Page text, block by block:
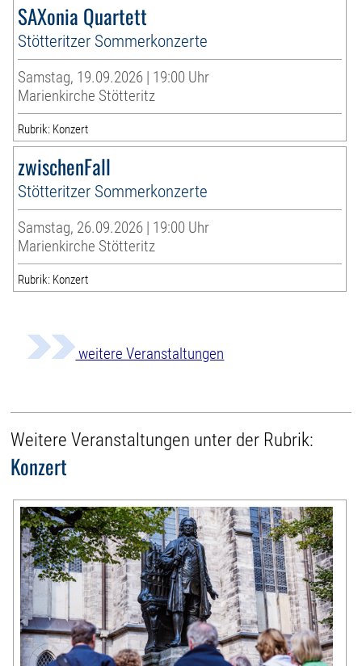
SAXonia Quartett
Stötteritzer Sommerkonzerte
Samstag, 19.09.2026 | 19:00 Uhr
Marienkirche Stötteritz
Rubrik: Konzert
zwischenFall
Stötteritzer Sommerkonzerte
Samstag, 26.09.2026 | 19:00 Uhr
Marienkirche Stötteritz
Rubrik: Konzert
weitere Veranstaltungen
Weitere Veranstaltungen unter der Rubrik:
Konzert